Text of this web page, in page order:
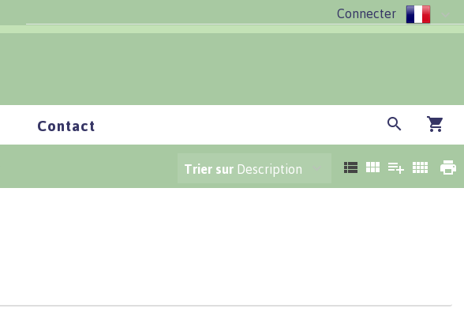
Connecter
Contact
Trier sur Description